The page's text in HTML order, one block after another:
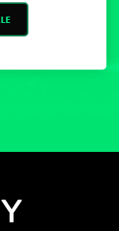
onglet
nouvel onglet
un nouvel onglet
dans un nouvel
dans un nouvel